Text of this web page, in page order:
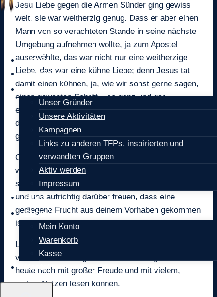
Home
Petitionen
Über uns
Unser Gründer
Unsere Aktivitäten
Kampagnen
Links zu anderen TFPs, inspirierten und
verwandten Gruppen
Aktiv werden
Impressum
Blog
Shop
Mein Konto
Warenkorb
Kasse
Kontakt
Jesu Liebe gegen die Armen Sünder ging gewiss
weit, sie war weitherzig genug. Dass er aber einen
Mann von so verachteten Stande in seine nächste
Umgebung aufnehmen wollte, ja zum Apostel
auserwählte, das war nicht nur eine weitherzige
Liebe, das war eine kühne Liebe; denn Jesus tat
damit einen kühnen, ja, wie wir sonst gerne sagen,
einen gewagten Schritt – so ganz und gar
eingerosteten Vorurteilen ins Gesicht schlagen –
dazu gehört nicht bloß eine große, sondern
geradezu eine kühne Liebe.
O Jesus, unendlich gütiger, aber auch unendlich
weiser und barmherziger Erlöser, wir können nur
staunen und diese unendlich kühne Tat bewundern
und uns aufrichtig darüber freuen, dass eine
gediegene Frucht aus deinem Vorhaben gekommen
ist.
Levi wurde Mathäus, ein Apostel und ein
vortrefflicher Evangelist, dessen Evangelium wir
heute noch mit großer Freude und mit vielem,
vielem Nutzen lesen können.